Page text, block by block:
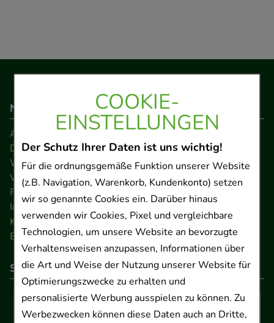
COOKIE-
EINSTELLUNGEN
Der Schutz Ihrer Daten ist uns wichtig!
Für die ordnungsgemäße Funktion unserer Website
(z.B. Navigation, Warenkorb, Kundenkonto) setzen
wir so genannte Cookies ein. Darüber hinaus
verwenden wir Cookies, Pixel und vergleichbare
Technologien, um unsere Website an bevorzugte
Verhaltensweisen anzupassen, Informationen über
die Art und Weise der Nutzung unserer Website für
Optimierungszwecke zu erhalten und
personalisierte Werbung ausspielen zu können. Zu
Werbezwecken können diese Daten auch an Dritte,
Navigation
AGB
Datenschutz
Widerrufsrecht
Versandkosten
FAQ
Impressum
Kontakt
Barrierefreiheitserklärung
So können Sie bezahlen